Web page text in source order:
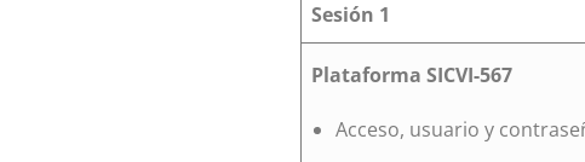
Sesión 1
Plataforma SICVI-567
Acceso, usuario y